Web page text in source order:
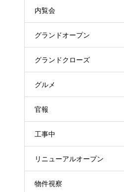
内覧会
グランドオープン
グランドクローズ
グルメ
官報
工事中
リニューアルオープン
物件視察